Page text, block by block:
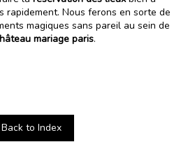
rapidement. Nous ferons en sorte de
magiques sans pareil au sein de
mariage paris.
Back to Index